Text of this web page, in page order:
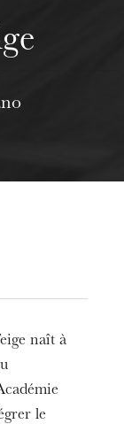
naît à
le